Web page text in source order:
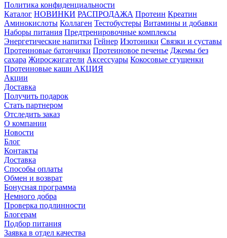
Политика конфиденциальности
Каталог НОВИНКИ РАСПРОДАЖА Протеин Креатин
Аминокислоты Коллаген Тестобустеры Витамины и добавки
Наборы питания Предтренировочные комплексы
Энергетические напитки Гейнер Изотоники Связки и суставы
Протеиновые батончики Протеиновое печенье Джемы без
сахара Жиросжигатели Аксессуары Кокосовые сгущенки
Протеиновые каши АКЦИЯ
Акции
Доставка
Получить подарок
Стать партнером
Отследить заказ
О компании
Новости
Блог
Контакты
Доставка
Способы оплаты
Обмен и возврат
Бонусная программа
Немного добра
Проверка подлинности
Блогерам
Подбор питания
Заявка в отдел качества